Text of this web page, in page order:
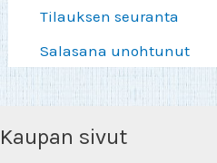
Tilauksen seuranta
Salasana unohtunut
Kaupan sivut